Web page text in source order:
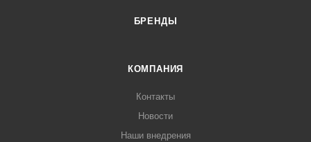
БРЕНДЫ
КОМПАНИЯ
Контакты
Новости
Наши внедрения